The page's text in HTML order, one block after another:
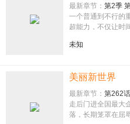
最新章节：
一个普通到不行的
超能力，不仅让时
手打我?我就让妳尝
未知
美丽新世界
最新章节：
走后门进全国最大
落，长期笼罩在屈